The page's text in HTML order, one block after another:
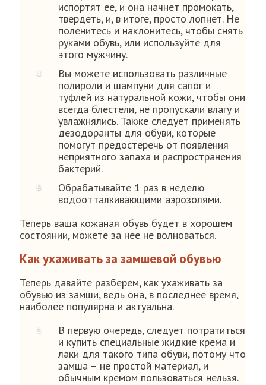
испортят ее, и она начнет промокать,
твердеть, и, в итоге, просто лопнет. Не
поленитесь и наклонитесь, чтобы снять
руками обувь, или используйте для
этого мужчину.
Вы можете использовать различные
полироли и шампуни для сапог и
туфлей из натуральной кожи, чтобы они
всегда блестели, не пропускали влагу и
увлажнялись. Также следует применять
дезодоранты для обуви, которые
помогут предостеречь от появления
неприятного запаха и распространения
бактерий.
Обрабатывайте 1 раз в неделю
водоотталкивающими аэрозолями.
Теперь ваша кожаная обувь будет в хорошем
состоянии, можете за нее не волноваться.
Как ухаживать за замшевой обувью
Теперь давайте разберем, как ухаживать за
обувью из замши, ведь она, в последнее время,
наиболее популярна и актуальна.
В первую очередь, следует потратиться
и купить специальные жидкие крема и
лаки для такого типа обуви, потому что
замша – не простой материал, и
обычным кремом пользоваться нельзя.